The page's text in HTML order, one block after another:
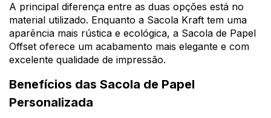
A principal diferença entre as duas opções está no
material utilizado. Enquanto a Sacola Kraft tem uma
aparência mais rústica e ecológica, a Sacola de Papel
Offset oferece um acabamento mais elegante e com
excelente qualidade de impressão.
Benefícios das Sacola de Papel
Personalizada